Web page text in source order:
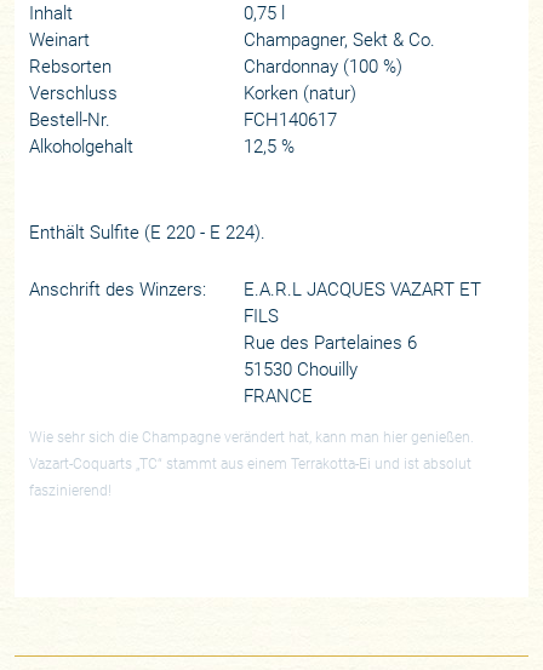
Inhalt
0,75 l
Weinart
Champagner, Sekt & Co.
Rebsorten
Chardonnay (100 %)
Verschluss
Korken (natur)
Bestell-Nr.
FCH140617
Alkoholgehalt
12,5 %
Enthält Sulfite (E 220 - E 224).
Anschrift des Winzers:
E.A.R.L JACQUES VAZART ET
FILS
Rue des Partelaines 6
51530 Chouilly
FRANCE
Wie sehr sich die Champagne verändert hat, kann man hier genießen.
Vazart-Coquarts „TC“ stammt aus einem Terrakotta-Ei und ist absolut
faszinierend!